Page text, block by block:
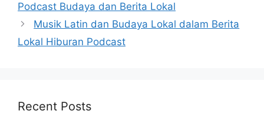
Podcast Budaya dan Berita Lokal
Musik Latin dan Budaya Lokal dalam Berita
Lokal Hiburan Podcast
Recent Posts